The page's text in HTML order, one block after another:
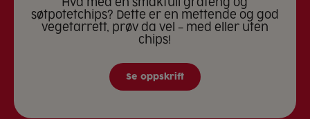
søtpotetchips? Dette er en mettende og god
vegetarrett, prøv da vel – med eller uten
chips!
Se oppskrift